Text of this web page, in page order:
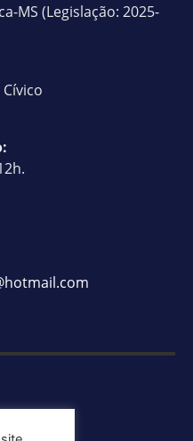
MS (Legislação: 2025-